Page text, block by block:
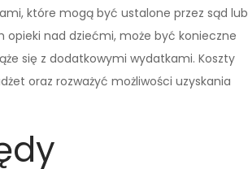
które mogą być ustalone przez sąd lub
nad dziećmi, może być konieczne
się z dodatkowymi wydatkami. Koszty
oraz rozważyć możliwości uzyskania